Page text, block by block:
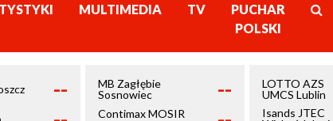
MULTIMEDIA TV
PUCHAR
POLSKI
--
MB Zagłębie
Sosnowiec
--
Contimax MOSIR
LOTTO AZS
UMCS Lublin
Isands JTEC